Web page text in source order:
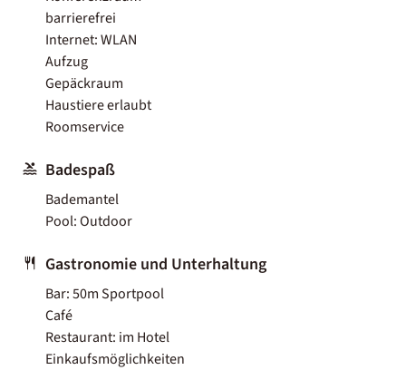
barrierefrei
Internet: WLAN
Aufzug
Gepäckraum
Haustiere erlaubt
Roomservice
Badespaß
Bademantel
Pool: Outdoor
Gastronomie und Unterhaltung
Bar: 50m Sportpool
Café
Restaurant: im Hotel
Einkaufsmöglichkeiten